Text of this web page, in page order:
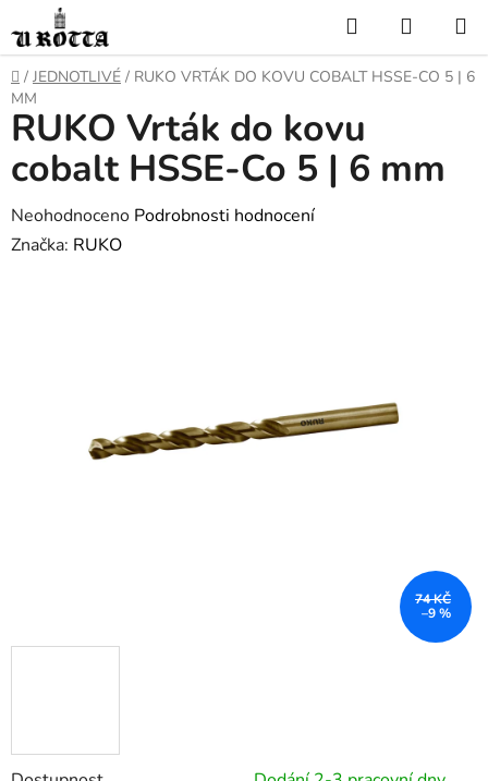
na
obsah
Hledat
KOŠÍK
DOMŮ
/ JEDNOTLIVÉ / RUKO VRTÁK DO KOVU COBALT HSSE-CO 5 | 6
MM
RUKO Vrták do kovu
cobalt HSSE-Co 5 | 6 mm
Průměrné
hodnocení
Neohodnoceno Podrobnosti hodnocení
Značka: RUKO
74 KČ
–9 %